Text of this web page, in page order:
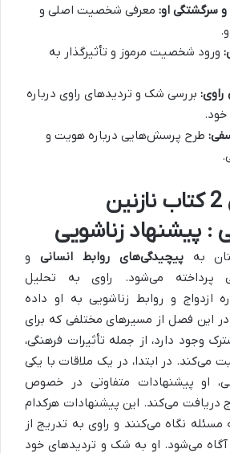
سرگشتگی او: معرفی شخصیت اصلی و
ورود شخصیت مرموز و تأثیرگذار به
بررسی شک و تردیدهای راوی درباره
طرح پرسش‌هایی درباره هویت و
خلاصه فصل 2 کتاب نازنین
: پیشنهاد زناشویی
بهپیچیدگی‌های روابط انسانی و
پرداخته می‌شود. راوی به تحلیل
ازدواج و روابط زناشویی به او داده
در این فصل از مسیرهای مختلفی که برای
وجود دارد، از جمله تأثیرات فرهنگی،
می‌کند. در ابتدا، در یک ملاقات با یکی
او پیشنهادات متفاوتی در خصوص
دریافت می‌کند. این پیشنهادات هرکدام
مسئله نگاه می‌کنند و راوی به تدریج از
آگاه می‌شود. او به شک و تردیدهای خود